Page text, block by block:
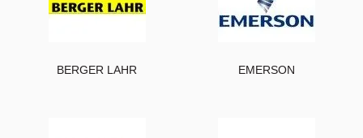
BERGER LAHR EMERSON